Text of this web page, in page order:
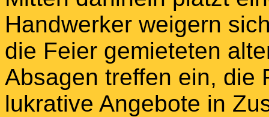
Handwerker weigern
die Feier gemieteten
Absagen treffen ein, die
lukrative Angebote in